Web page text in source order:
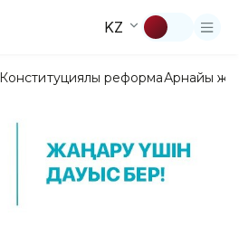
KZ
Конституциялық реформаАрнайы